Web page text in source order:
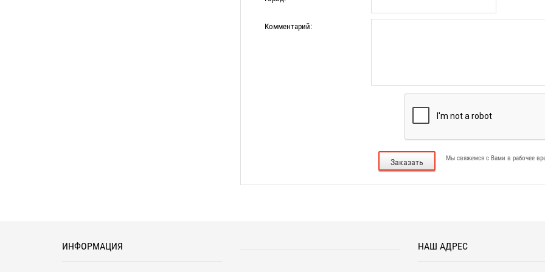
Комментарий:
Заказать Мы свяжемся с Вами в рабочее
ИНФОРМАЦИЯ НАШ АДРЕС